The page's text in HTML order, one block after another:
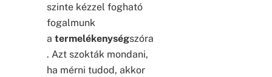
szinte kézzel fogható
fogalmunk
a termelékenységszóra
. Azt szokták mondani,
ha mérni tudod, akkor